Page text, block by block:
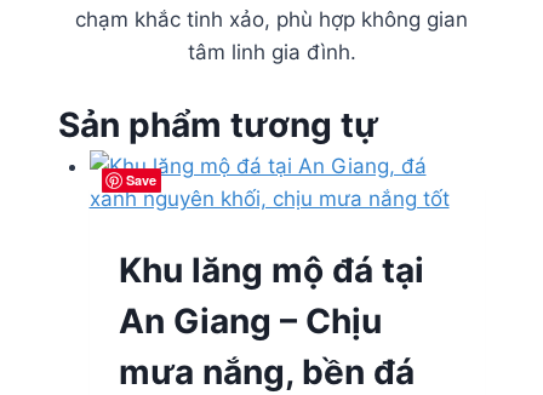
chạm khắc tinh xảo, phù hợp không gian
tâm linh gia đình.
Sản phẩm tương tự
Save
Khu lăng mộ đá tại
An Giang – Chịu
mưa nắng, bền đá
Save
Save
Save